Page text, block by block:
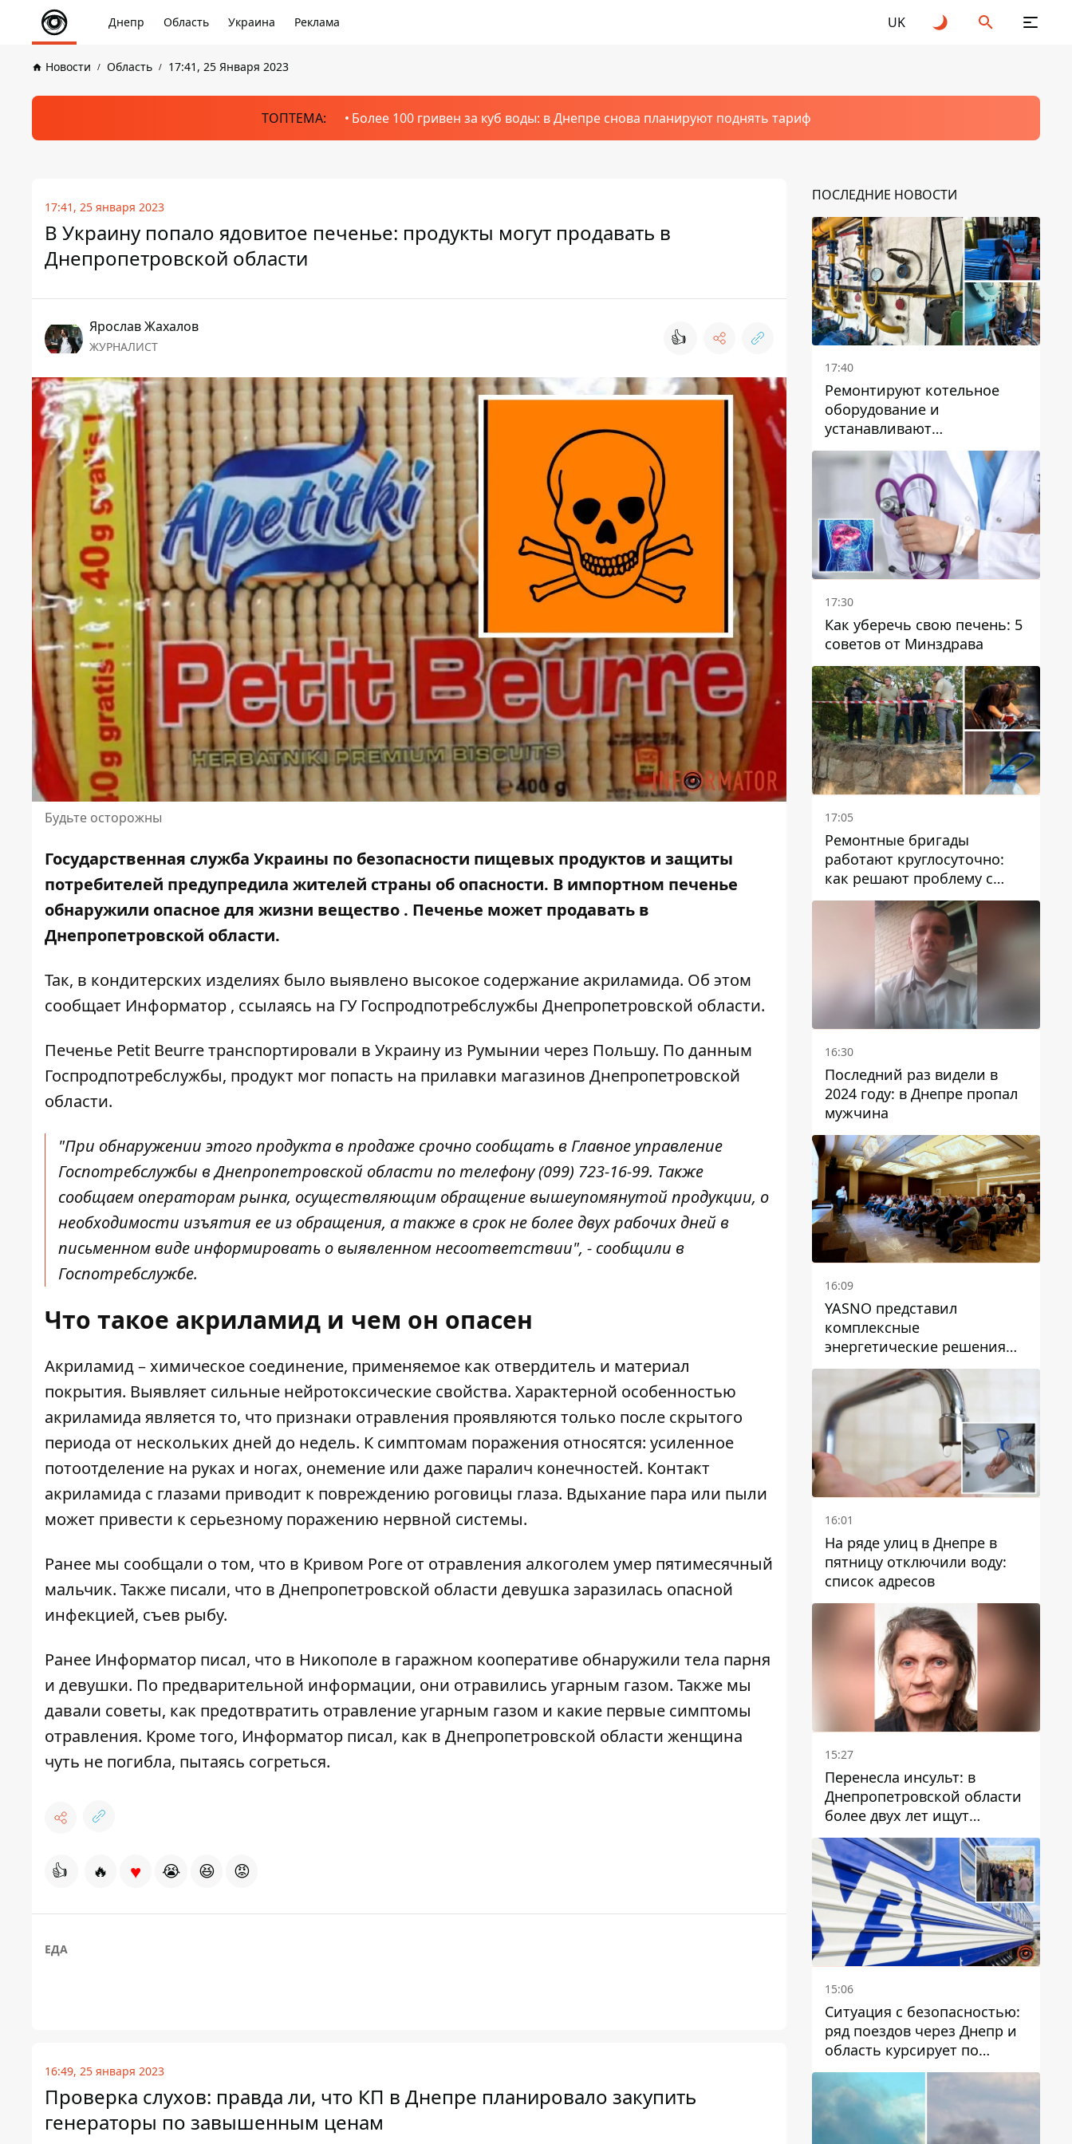
Днепр Область Украина Реклама UK
Новости Область 17:41, 25 Января 2023
ТОПТЕМА: Более 100 гривен за куб воды: в Днепре снова планируют поднять тариф
17:41, 25 января 2023
В Украину попало ядовитое печенье: продукты могут продавать в
Днепропетровской области
Ярослав Жахалов
ЖУРНАЛИСТ 👍
Будьте осторожны
Государственная служба Украины по безопасности пищевых продуктов и защиты
потребителей предупредила жителей страны об опасности. В импортном печенье
обнаружили опасное для жизни вещество . Печенье может продавать в
Днепропетровской области.
Так, в кондитерских изделиях было выявлено высокое содержание акриламида. Об этом
сообщает Информатор , ссылаясь на ГУ Госпродпотребслужбы Днепропетровской области.
Печенье Petit Beurre транспортировали в Украину из Румынии через Польшу. По данным
Госпродпотребслужбы, продукт мог попасть на прилавки магазинов Днепропетровской
области.
"При обнаружении этого продукта в продаже срочно сообщать в Главное управление
Госпотребслужбы в Днепропетровской области по телефону (099) 723-16-99. Также
сообщаем операторам рынка, осуществляющим обращение вышеупомянутой продукции, о
необходимости изъятия ее из обращения, а также в срок не более двух рабочих дней в
письменном виде информировать о выявленном несоответствии", - сообщили в
Госпотребслужбе.
Что такое акриламид и чем он опасен
Акриламид – химическое соединение, применяемое как отвердитель и материал
покрытия. Выявляет сильные нейротоксические свойства. Характерной особенностью
акриламида является то, что признаки отравления проявляются только после скрытого
периода от нескольких дней до недель. К симптомам поражения относятся: усиленное
потоотделение на руках и ногах, онемение или даже паралич конечностей. Контакт
акриламида с глазами приводит к повреждению роговицы глаза. Вдыхание пара или пыли
может привести к серьезному поражению нервной системы.
Ранее мы сообщали о том, что в Кривом Роге от отравления алкоголем умер пятимесячный
мальчик. Также писали, что в Днепропетровской области девушка заразилась опасной
инфекцией, съев рыбу.
Ранее Информатор писал, что в Никополе в гаражном кооперативе обнаружили тела парня
и девушки. По предварительной информации, они отравились угарным газом. Также мы
давали советы, как предотвратить отравление угарным газом и какие первые симптомы
отравления. Кроме того, Информатор писал, как в Днепропетровской области женщина
чуть не погибла, пытаясь согреться.
👍 🔥 ♥ 😭 😆 😡
ЕДА
16:49, 25 января 2023
Проверка слухов: правда ли, что КП в Днепре планировало закупить
генераторы по завышенным ценам
ПОСЛЕДНИЕ НОВОСТИ
17:40
Ремонтируют котельное
оборудование и
устанавливают
генераторные установки:
как в Днепре готовятся к
отопительному сезону
17:30
Как уберечь свою печень: 5
советов от Минздрава
17:05
Ремонтные бригады
работают круглосуточно:
как решают проблему с
водой в Марганецкой
громаде
16:30
Последний раз видели в
2024 году: в Днепре пропал
мужчина
16:09
YASNO представил
комплексные
энергетические решения
для бизнеса в Днепре
16:01
На ряде улиц в Днепре в
пятницу отключили воду:
список адресов
15:27
Перенесла инсульт: в
Днепропетровской области
более двух лет ищут
пропавшую женщину
15:06
Ситуация с безопасностью:
ряд поездов через Днепр и
область курсирует по
измененному маршруту, а
часть пути заменили
автобусами и электричками